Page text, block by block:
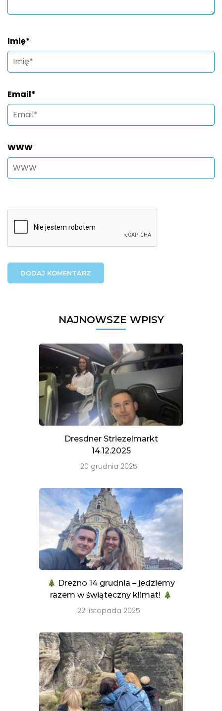
Imię*
Email*
WWW
NAJNOWSZE WPISY
Dresdner Striezelmarkt
14.12.2025
20 grudnia 2025
Drezno 14 grudnia – jedziemy
razem w świąteczny klimat!
22 listopada 2025